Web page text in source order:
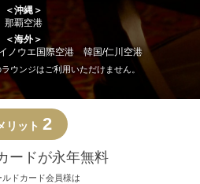
＜沖縄＞
那覇空港
＜海外＞
ノウエ国際空港 韓国/仁川空港
ウンジはご利用いただけません。
リット 2
ードが永年無料
ルドカード会員様は